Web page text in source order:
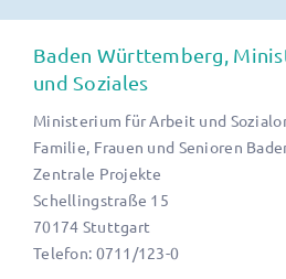
Baden Württemberg,
und Soziales
Ministerium für Arbeit und
Familie, Frauen und Senioren
Zentrale Projekte
Schellingstraße 15
70174 Stuttgart
Telefon: 0711/123-0